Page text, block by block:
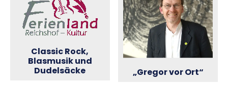
Classic Rock,
Blasmusik und
Dudelsäcke
„Gregor vor Ort“